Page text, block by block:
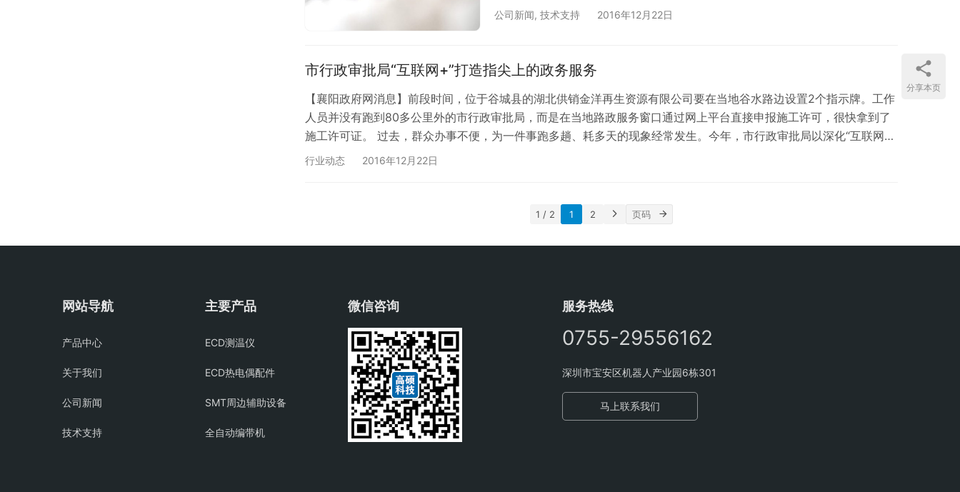
规模已经达到3606亿元的基础上，市场规模将达到5008.7亿元，增幅将达到近
年，全国跨境网购市场增长率111.…
公司新闻, 技术支持 2016年12月22日
市行政审批局“互联网+”打造指尖上的政务服务
【襄阳政府网消息】前段时间，位于谷城县的湖北供销金洋再生资源有限公司要在当地谷水路边设置2个指示牌。工作
人员并没有跑到80多公里外的市行政审批局，而是在当地路政服务窗口通过网上平台直接申报施工许可，很快拿到了
施工许可证。 过去，群众办事不便，为一件事跑多趟、耗多天的现象经常发生。今年，市行政审批局以深化“互联网
+行政审批”为抓手，以电脑客户端、手机移动端、微信公众号为载体，不断优化服务，构筑市县两级审批互联互通，
行业动态 2016年12月22日
1 / 2 1 2
网站导航
产品中心
关于我们
公司新闻
技术支持
主要产品
ECD测温仪
ECD热电偶配件
SMT周边辅助设备
全自动编带机
微信咨询 服务热线
0755-29556162
深圳市宝安区机器人产业园6栋301
马上联系我们
分享本页